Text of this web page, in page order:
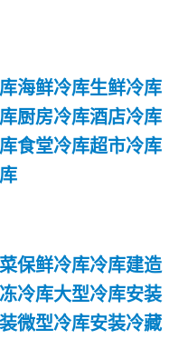
海鲜冷库生鲜冷库
厨房冷库酒店冷库
食堂冷库超市冷库
保鲜冷库冷库建造
冷库大型冷库安装
微型冷库安装冷藏